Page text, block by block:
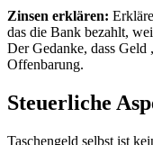
Zinsen erklären:
das die Bank bezahlt,
Der Gedanke, dass
Offenbarung.
Steuerliche
Taschengeld selbst ist